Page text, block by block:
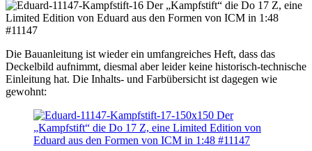
Die Bauanleitung ist wieder ein umfangreiches Heft, dass das
Deckelbild aufnimmt, diesmal aber leider keine historisch-technische
Einleitung hat. Die Inhalts- und Farbübersicht ist dagegen wie
gewohnt: